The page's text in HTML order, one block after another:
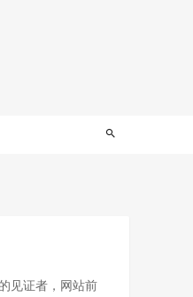
证者，网站前